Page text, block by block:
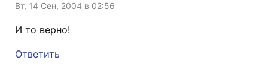
Вт, 14 Сен, 2004 в 02:56
И то верно!
Ответить